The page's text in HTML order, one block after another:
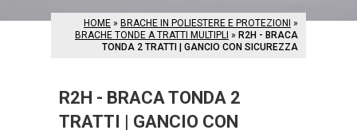
HOME » BRACHE IN POLIESTERE E PROTEZIONI »
BRACHE TONDE A TRATTI MULTIPLI » R2H - BRACA
TONDA 2 TRATTI | GANCIO CON SICUREZZA
R2H - BRACA TONDA 2
TRATTI | GANCIO CON